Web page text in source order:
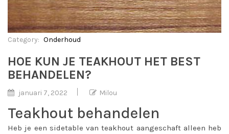
Category: Onderhoud
HOE KUN JE TEAKHOUT HET BEST
BEHANDELEN?
januari 7, 2022 Milou
Teakhout behandelen
Heb je een sidetable van teakhout aangeschaft alleen heb